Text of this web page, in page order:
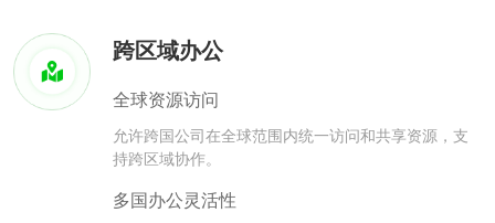
跨区域办公
全球资源访问
允许跨国公司在全球范围内统一访问和共享资源，支
持跨区域协作。
多国办公灵活性